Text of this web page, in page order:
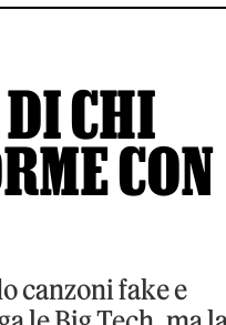
CHI
CON
canzoni fake e